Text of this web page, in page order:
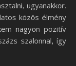
ugyanakkor.
közös élmény
nagyon pozitív
szalonnal, így